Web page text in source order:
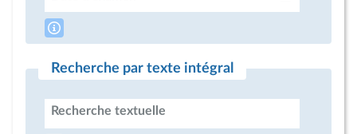
Recherche par texte intégral
Recherche textuelle